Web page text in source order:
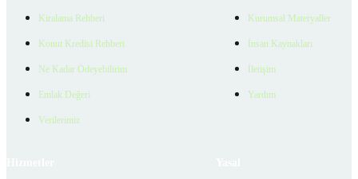
Kiralama Rehberi
Konut Kredisi Rehberi
Ne Kadar Ödeyebilirim
Emlak Değeri
Verilerimiz
Kurumsal Materyaller
İnsan Kaynakları
İletişim
Yardım